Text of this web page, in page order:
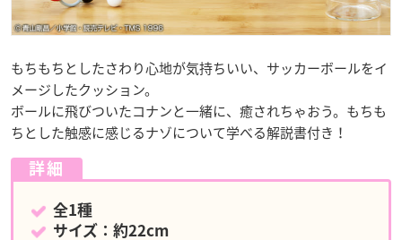
もちもちとしたさわり心地が気持ちいい、サッカーボールをイ
メージしたクッション。
ボールに飛びついたコナンと一緒に、癒されちゃおう。もちも
ちとした触感に感じるナゾについて学べる解説書付き！
詳細
全1種
サイズ：約22cm